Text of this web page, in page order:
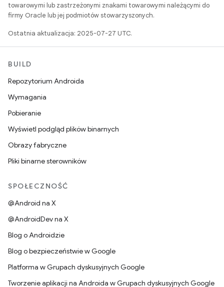
towarowymi lub zastrzeżonymi znakami towarowymi należącymi do
firmy Oracle lub jej podmiotów stowarzyszonych.
Ostatnia aktualizacja: 2025-07-27 UTC.
BUILD
Repozytorium Androida
Wymagania
Pobieranie
Wyświetl podgląd plików binarnych
Obrazy fabryczne
Pliki binarne sterowników
SPOŁECZNOŚĆ
@Android na X
@AndroidDev na X
Blog o Androidzie
Blog o bezpieczeństwie w Google
Platforma w Grupach dyskusyjnych Google
Tworzenie aplikacji na Androida w Grupach dyskusyjnych Google